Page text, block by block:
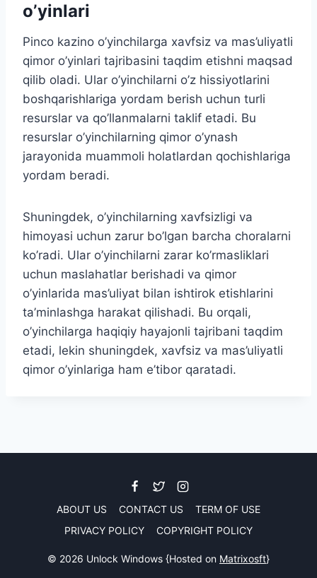
o’yinlari
Pinco kazino o’yinchilarga xavfsiz va mas’uliyatli
qimor o’yinlari tajribasini taqdim etishni maqsad
qilib oladi. Ular o’yinchilarni o’z hissiyotlarini
boshqarishlariga yordam berish uchun turli
resurslar va qo’llanmalarni taklif etadi. Bu
resurslar o’yinchilarning qimor o’ynash
jarayonida muammoli holatlardan qochishlariga
yordam beradi.
Shuningdek, o’yinchilarning xavfsizligi va
himoyasi uchun zarur bo’lgan barcha choralarni
ko’radi. Ular o’yinchilarni zarar ko’rmasliklari
uchun maslahatlar berishadi va qimor
o’yinlarida mas’uliyat bilan ishtirok etishlarini
ta’minlashga harakat qilishadi. Bu orqali,
o’yinchilarga haqiqiy hayajonli tajribani taqdim
etadi, lekin shuningdek, xavfsiz va mas’uliyatli
qimor o’yinlariga ham e’tibor qaratadi.
ABOUT US CONTACT US
TERM OF USE
PRIVACY POLICY
COPYRIGHT POLICY
© 2026 Unlock Windows {Hosted on Matrixosft}